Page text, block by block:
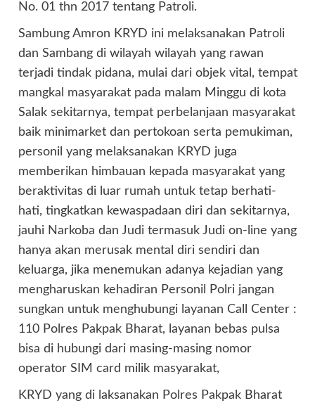
No. 01 thn 2017 tentang Patroli.
Sambung Amron KRYD ini melaksanakan Patroli
dan Sambang di wilayah wilayah yang rawan
terjadi tindak pidana, mulai dari objek vital, tempat
mangkal masyarakat pada malam Minggu di kota
Salak sekitarnya, tempat perbelanjaan masyarakat
baik minimarket dan pertokoan serta pemukiman,
personil yang melaksanakan KRYD juga
memberikan himbauan kepada masyarakat yang
beraktivitas di luar rumah untuk tetap berhati-
hati, tingkatkan kewaspadaan diri dan sekitarnya,
jauhi Narkoba dan Judi termasuk Judi on-line yang
hanya akan merusak mental diri sendiri dan
keluarga, jika menemukan adanya kejadian yang
mengharuskan kehadiran Personil Polri jangan
sungkan untuk menghubungi layanan Call Center :
110 Polres Pakpak Bharat, layanan bebas pulsa
bisa di hubungi dari masing-masing nomor
operator SIM card milik masyarakat,
KRYD yang di laksanakan Polres Pakpak Bharat